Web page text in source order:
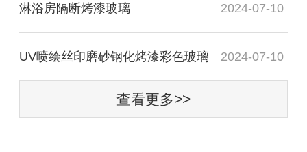
淋浴房隔断烤漆玻璃 2024-07-10
UV喷绘丝印磨砂钢化烤漆彩色玻璃 2024-07-10
查看更多>>